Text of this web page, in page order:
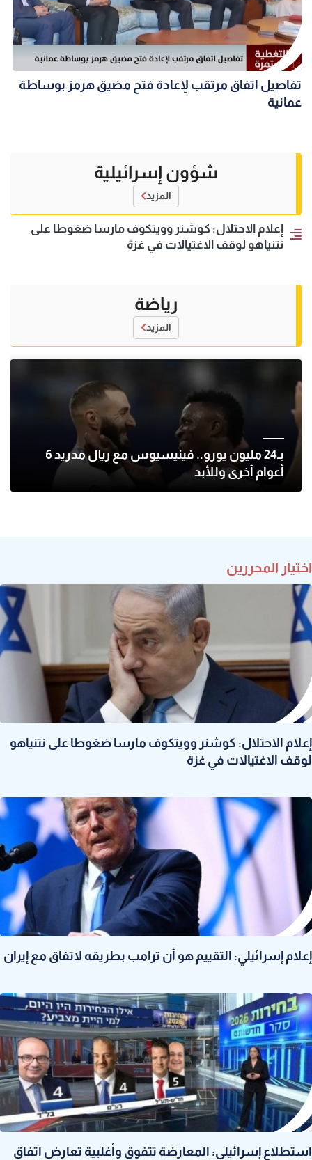
تفاصيل اتفاق مرتقب لإعادة فتح مضيق هرمز بوساطة
عمانية
شؤون إسرائيلية
المزيد
إعلام الاحتلال: كوشنر وويتكوف مارسا ضغوطا على
نتنياهو لوقف الاغتيالات في غزة
رياضة
المزيد
بـ24 مليون يورو.. فينيسيوس مع ريال مدريد 6
أعوام أخرى وللأبد
اختيار المحررين
إعلام الاحتلال: كوشنر وويتكوف مارسا ضغوطا على نتنياهو
لوقف الاغتيالات في غزة
إعلام إسرائيلي: التقييم هو أن ترامب بطريقه لاتفاق مع إيران
استطلاع إسرائيلي: المعارضة تتفوق وأغلبية تعارض اتفاق